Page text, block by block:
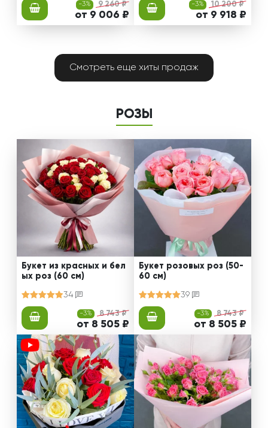
-3% 9 260 ₽
от 9 006 ₽
-3% 10 200 ₽
от 9 918 ₽
Смотреть еще хиты продаж
РОЗЫ
Букет из красных и бел
ых роз (60 см)
34
-3% 8 743 ₽
от 8 505 ₽
Букет розовых роз (50-
60 см)
39
-3% 8 743 ₽
от 8 505 ₽